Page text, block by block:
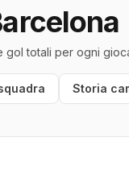
gol totali per ogni
Storia